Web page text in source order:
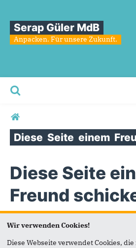
Serap Güler MdB
Anpacken. Für unsere Zukunft.
Sie sind hier
Diese Seite einem
Diese Seite
Freund
Seite versenden
Wir verwenden Cookies!
Diese Webseite verwendet Cookies,